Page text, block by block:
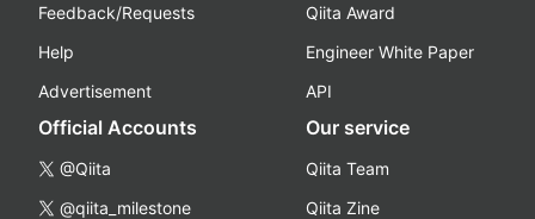
Feedback/Requests
Help
Advertisement
Qiita Award
Engineer White Paper
API
Official Accounts
@Qiita
@qiita_milestone
Our service
Qiita Team
Qiita Zine